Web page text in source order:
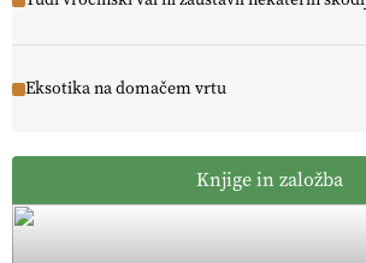
Eksotika na domačem vrtu
Knjige in založba